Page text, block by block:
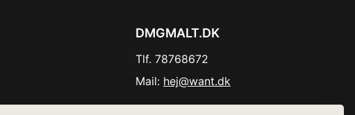
DMGMALT.DK
Tlf. 78768672
Mail: hej@want.dk